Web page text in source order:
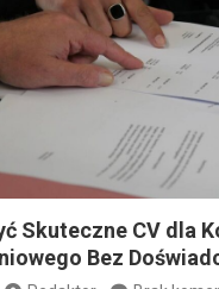
Skuteczne CV dla
Bez